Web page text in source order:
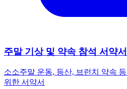
주말 기상 및 약속 참석 서약서
소소주말 운동, 등산, 브런치 약속
위한 서약서